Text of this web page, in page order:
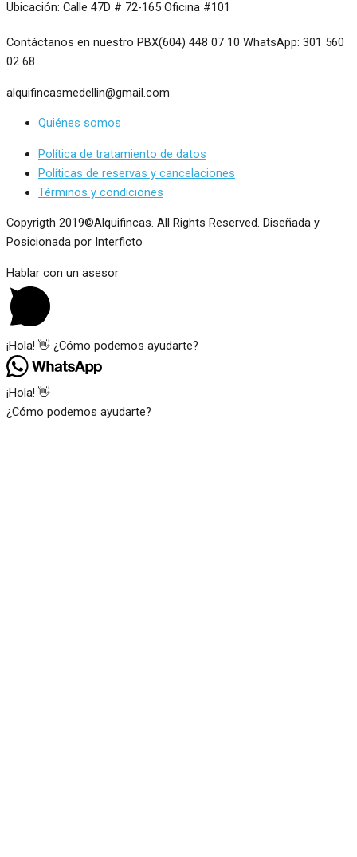
Ubicación: Calle 47D # 72-165 Oficina #101
Contáctanos en nuestro PBX(604) 448 07 10 WhatsApp: 301 560
02 68
alquifincasmedellin@gmail.com
Quiénes somos
Política de tratamiento de datos
Políticas de reservas y cancelaciones
Términos y condiciones
Copyrigth 2019©Alquifincas. All Rights Reserved. Diseñada y
Posicionada por Interficto
Hablar con un asesor
¡Hola! 👋 ¿Cómo podemos ayudarte?
¡Hola! 👋
¿Cómo podemos ayudarte?